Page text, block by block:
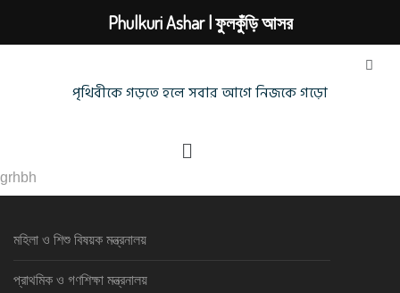
পৃথিবীকে গড়তে হলে সবার আগে নিজকে গড়ো
grhbh
মহিলা ও শিশু বিষয়ক মন্ত্রনালয়
প্রাথমিক ও গণশিক্ষা মন্ত্রনালয়
Phulkuri Ashar | ফুলকুঁড়ি আসর